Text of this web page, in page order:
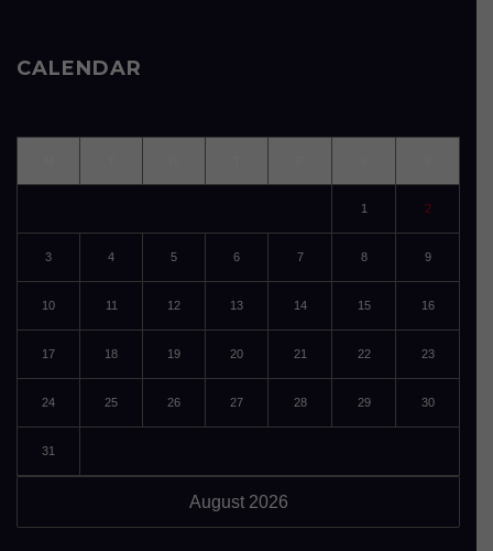
CALENDAR
August 2026
1 2
3 4 5 6 7 8 9
10 11 12 13 14 15 16
17 18 19 20 21 22 23
24 25 26 27 28 29 30
31